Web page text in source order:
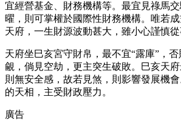
宜經營基金、財務機構等。最宜見祿馬
曜，則可掌權於國際性財務機構。唯若
天府，一生財源波動甚大，雖小心謹慎從
天府坐巳亥宮守財帛，最不宜“露庫”，
覦，倘見空劫，更主突生破敗。巳亥天
則無安全感，故若見煞，則影響發展機
的天相，主受財政壓力。
廣告